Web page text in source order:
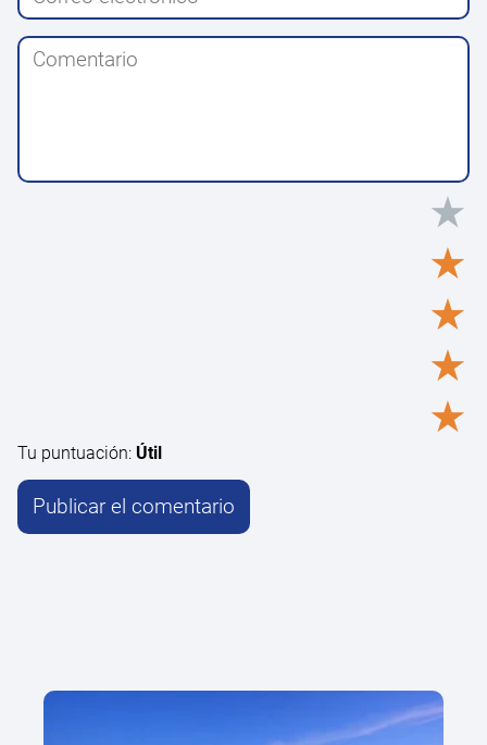
★
★
★
★
★
Tu puntuación: Útil